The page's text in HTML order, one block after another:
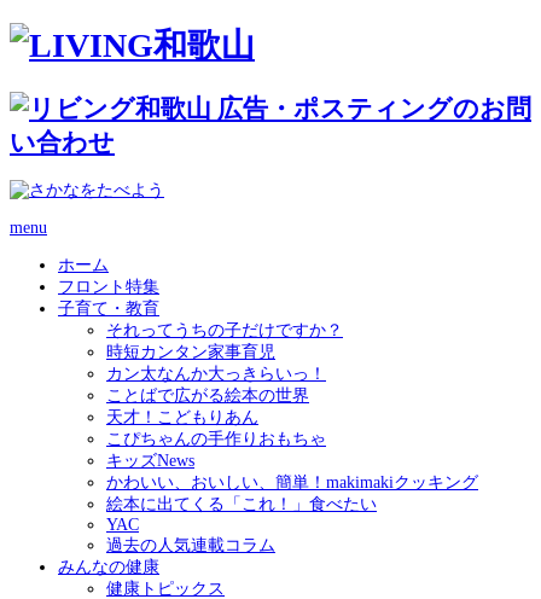
menu
ホーム
フロント特集
子育て・教育
それってうちの子だけですか？
時短カンタン家事育児
カン太なんか大っきらいっ！
ことばで広がる絵本の世界
天才！こどもりあん
こぴちゃんの手作りおもちゃ
キッズNews
かわいい、おいしい、簡単！makimakiクッキング
絵本に出てくる「これ！」食べたい
YAC
過去の人気連載コラム
みんなの健康
健康トピックス